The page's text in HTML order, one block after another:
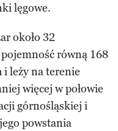
lęgowe.
około 32
równą 168
leży na terenie
więcej w połowie
górnośląskiej i
powstania